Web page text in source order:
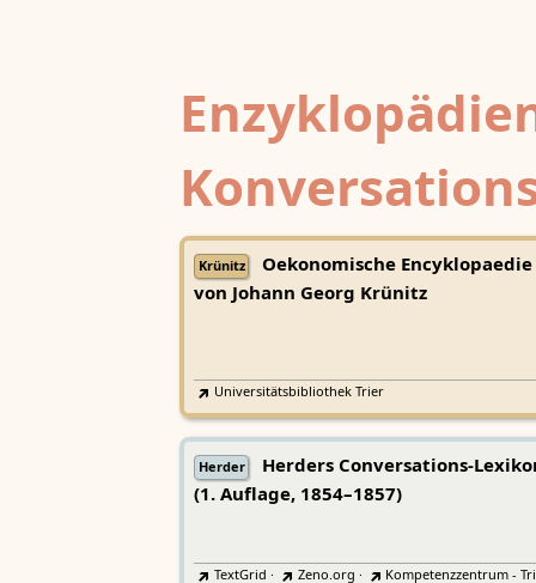
Krünitz
Oekonomische Encyklopaedie
von Johann Georg Krünitz
Universitätsbibliothek Trier
Herder
Herders Conversations-
(1. Auflage, 1854–1857)
TextGrid · Zeno.org ·
Kompetenzzentrum -